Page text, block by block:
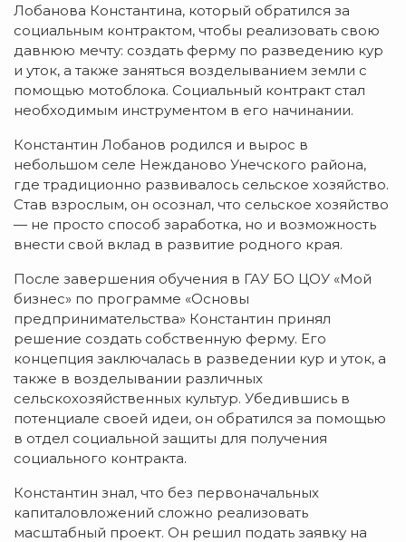
Лобанова Константина, который обратился за
социальным контрактом, чтобы реализовать свою
давнюю мечту: создать ферму по разведению кур
и уток, а также заняться возделыванием земли с
помощью мотоблока. Социальный контракт стал
необходимым инструментом в его начинании.
Константин Лобанов родился и вырос в
небольшом селе Нежданово Унечского района,
где традиционно развивалось сельское хозяйство.
Став взрослым, он осознал, что сельское хозяйство
— не просто способ заработка, но и возможность
внести свой вклад в развитие родного края.
После завершения обучения в ГАУ БО ЦОУ «Мой
бизнес» по программе «Основы
предпринимательства» Константин принял
решение создать собственную ферму. Его
концепция заключалась в разведении кур и уток, а
также в возделывании различных
сельскохозяйственных культур. Убедившись в
потенциале своей идеи, он обратился за помощью
в отдел социальной защиты для получения
социального контракта.
Константин знал, что без первоначальных
капиталовложений сложно реализовать
масштабный проект. Он решил подать заявку на